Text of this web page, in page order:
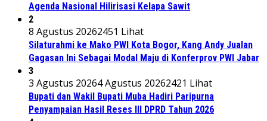
Agenda Nasional Hilirisasi Kelapa Sawit
2
8 Agustus 20262451 Lihat
Silaturahmi ke Mako PWI Kota Bogor, Kang Andy Jualan
Gagasan Ini Sebagai Modal Maju di Konferprov PWI Jabar
3
3 Agustus 20264 Agustus 20262421 Lihat
Bupati dan Wakil Bupati Muba Hadiri Paripurna
Penyampaian Hasil Reses III DPRD Tahun 2026